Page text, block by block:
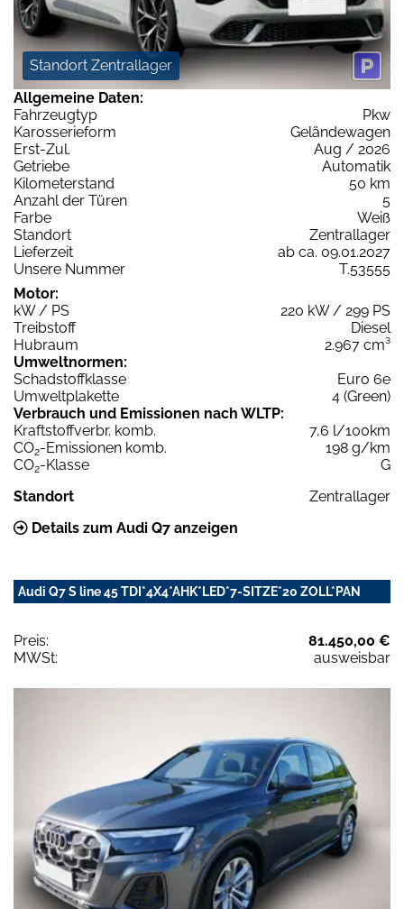
Standort Zentrallager
Allgemeine Daten:
Fahrzeugtyp
Pkw
Karosserieform
Geländewagen
Erst-Zul.
Aug / 2026
Getriebe
Automatik
Kilometerstand
50 km
Anzahl der Türen
5
Farbe
Weiß
Standort
Zentrallager
Lieferzeit
ab ca. 09.01.2027
Unsere Nummer
T.53555
Motor:
kW / PS
220 kW / 299 PS
Treibstoff
Diesel
Hubraum
2.967 cm³
Umweltnormen:
Schadstoffklasse
Euro 6e
Umweltplakette
4 (Green)
Verbrauch und Emissionen nach WLTP:
Kraftstoffverbr. komb.
7,6 l/100km
CO2-Emissionen komb.
198 g/km
CO2-Klasse
G
Standort
Zentrallager
Details zum Audi Q7 anzeigen
Audi Q7 S line 45 TDI*4X4*AHK*LED*7-SITZE*20 ZOLL*PAN
Preis:
81.450,00 €
MWSt:
ausweisbar